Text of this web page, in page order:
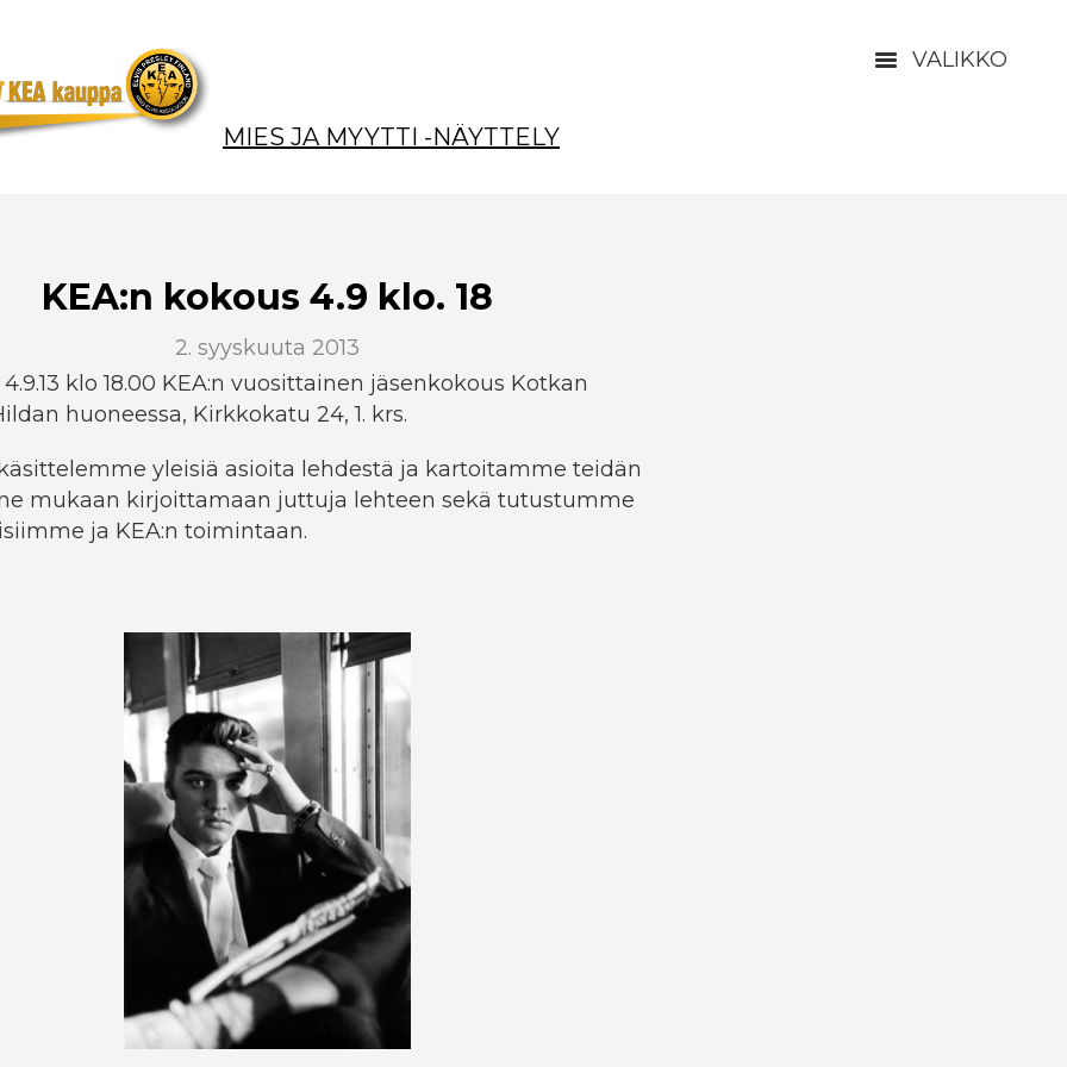
VALIKKO
MIES JA MYYTTI -NÄYTTELY
KEA:n kokous 4.9 klo. 18
2. syyskuuta 2013
klo 18.00 KEA:n vuosittainen jäsenkokous Kotkan
huoneessa, Kirkkokatu 24, 1. krs.
yleisiä asioita lehdestä ja kartoitamme teidän
mukaan kirjoittamaan juttuja lehteen sekä tutustumme
ja KEA:n toimintaan.